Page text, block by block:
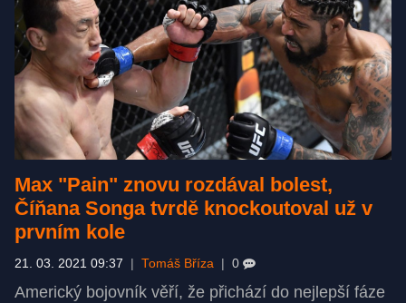
Max "Pain" znovu rozdával bolest,
Číňana Songa tvrdě knockoutoval už v
prvním kole
21. 03. 2021 09:37 Tomáš Bříza 0
Americký bojovník věří, že přichází do nejlepší fáze